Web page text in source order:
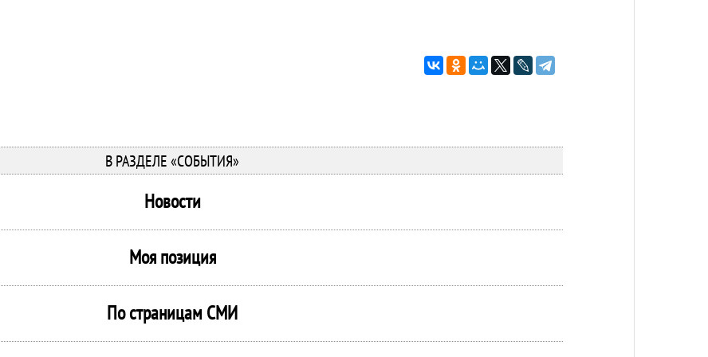
В РАЗДЕЛЕ «СОБЫТИЯ»
Новости
Моя позиция
По страницам СМИ